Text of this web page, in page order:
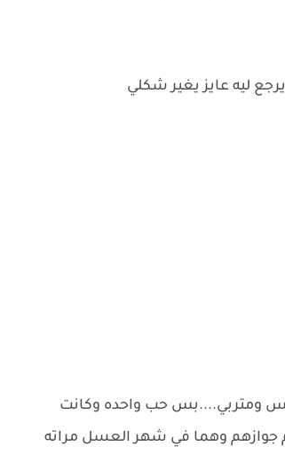
ليه عايز يغير شكلي
ومتربي....بس حب واحده وكانت
جوازهم وهما في شهر العسل مراته